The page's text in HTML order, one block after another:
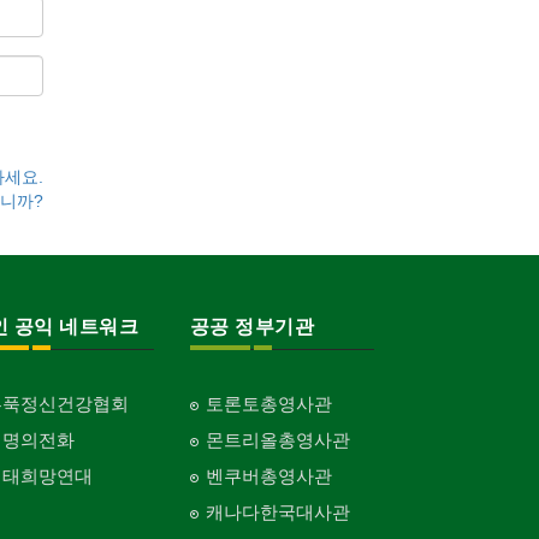
요.
까?
공익 네트워크
정신건강협회
의전화
희망연대
공공 정부기관
토론토총영사관
몬트리올총영사관
벤쿠버총영사관
캐나다한국대사관